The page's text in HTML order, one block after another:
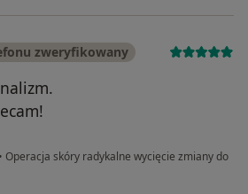
zweryfikowany
• Operacja skóry radykalne wycięcie zmiany do